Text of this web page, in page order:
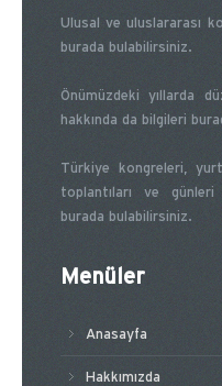
Ulusal ve uluslararası
burada bulabilirsiniz.
Önümüzdeki yıllarda
hakkında da bilgileri
Türkiye kongreleri,
toplantıları ve günleri
burada bulabilirsiniz.
Menüler
Anasayfa
Hakkımızda